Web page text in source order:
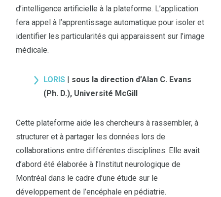
d’intelligence artificielle à la plateforme. L’application
fera appel à l’apprentissage automatique pour isoler et
identifier les particularités qui apparaissent sur l’image
médicale.
LORIS | sous la direction d’Alan C. Evans
(Ph. D.), Université McGill
Cette plateforme aide les chercheurs à rassembler, à
structurer et à partager les données lors de
collaborations entre différentes disciplines. Elle avait
d’abord été élaborée à l’Institut neurologique de
Montréal dans le cadre d’une étude sur le
développement de l’encéphale en pédiatrie.